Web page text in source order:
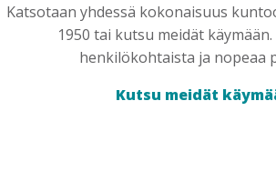
Katsotaan yhdessä kokonaisuus
1950 tai kutsu meidät
henkilökohtaista ja nopeaa
Kutsu meidät